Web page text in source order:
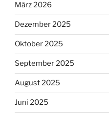
März 2026
Dezember 2025
Oktober 2025
September 2025
August 2025
Juni 2025